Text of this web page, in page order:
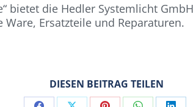
bietet die Hedler Systemlicht
Ersatzteile und Reparaturen.
DIESEN BEITRAG TEILEN